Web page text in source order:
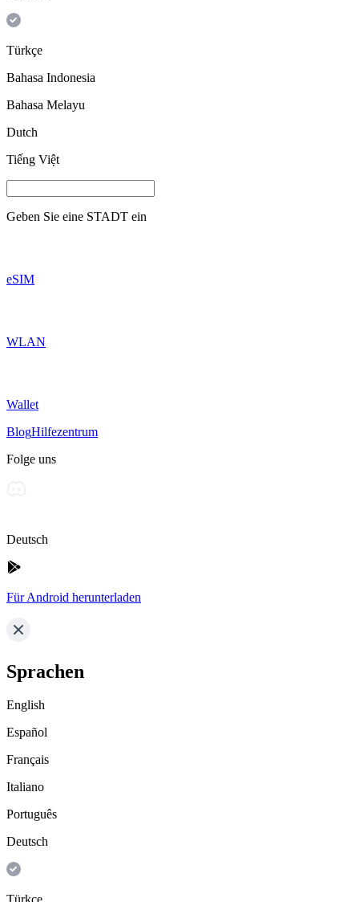
Türkçe
Bahasa Indonesia
Bahasa Melayu
Dutch
Tiếng Việt
Geben Sie eine STADT ein
eSIM
WLAN
Wallet
BlogHilfezentrum
Folge uns
Deutsch
Für Android herunterladen
Sprachen
English
Español
Français
Italiano
Português
Deutsch